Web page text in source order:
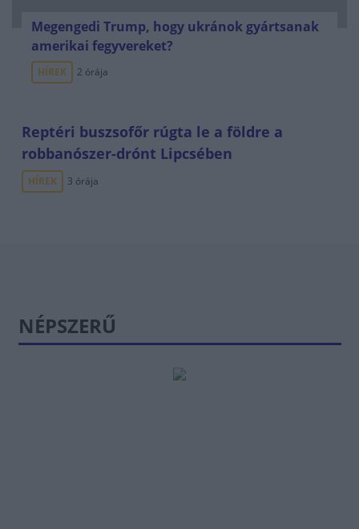
Megengedi Trump, hogy ukránok gyártsanak
amerikai fegyvereket?
HÍREK 2 órája
Reptéri buszsofőr rúgta le a földre a
robbanószer-drónt Lipcsében
HÍREK 3 órája
NÉPSZERŰ